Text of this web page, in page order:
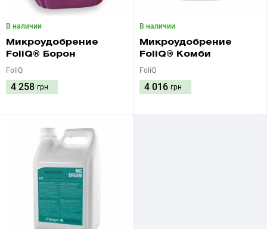
В наличии
Микроудобрение
FoliQ® Борон
FoliQ
4 258 грн
В наличии
Микроудобрение
FoliQ® Комби
FoliQ
4 016 грн